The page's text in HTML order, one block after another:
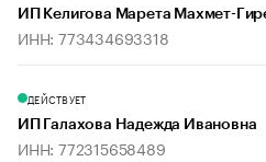
ИП Келигова Марета Махмет-
ИНН: 773434693318
ДЕЙСТВУЕТ
ИП Галахова Надежда Ивановна
ИНН: 772315658489